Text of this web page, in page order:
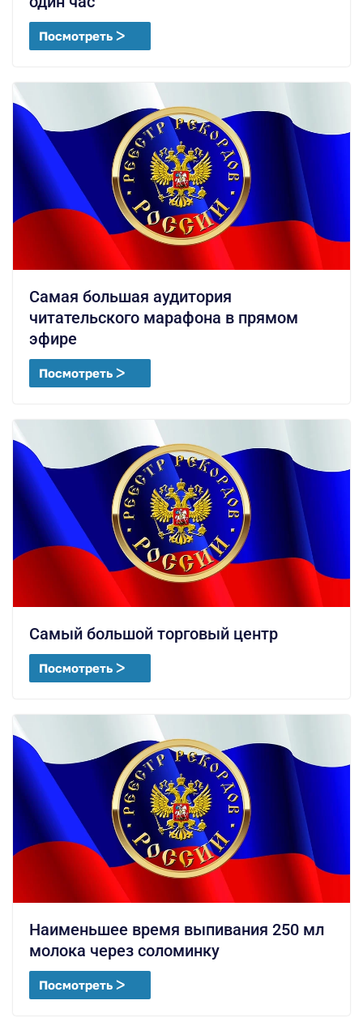
Посмотреть ᐳ
Самая большая аудитория
читательского марафона в прямом
эфире
Посмотреть ᐳ
Самый большой торговый центр
Посмотреть ᐳ
Наименьшее время выпивания 250 мл
молока через соломинку
Посмотреть ᐳ